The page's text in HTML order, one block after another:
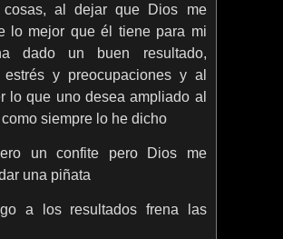
cosas, al dejar que Dios me
lo mejor que él tiene para mi
dado un buen resultado,
estrés y preocupaciones y al
lo que uno desea ampliado al
siempre lo he dicho
un confite pero Dios me
una piñata
a los resultados frena las